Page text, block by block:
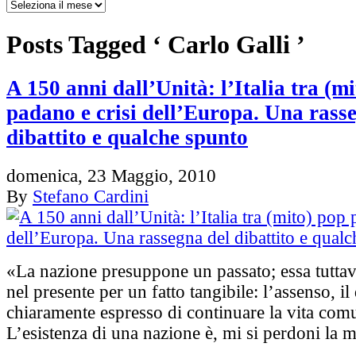
Posts Tagged ‘ Carlo Galli ’
A 150 anni dall’Unità: l’Italia tra
padano e crisi dell’Europa. Una
dibattito e qualche spunto
domenica, 23 Maggio, 2010
By Stefano Cardini
«La nazione presuppone un passato; essa
nel presente per un fatto tangibile: l’assenso, il
chiaramente espresso di continuare la vita
L’esistenza di una nazione è, mi si perdoni la